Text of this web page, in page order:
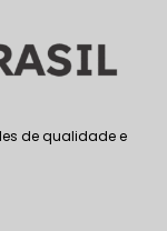
de qualidade e